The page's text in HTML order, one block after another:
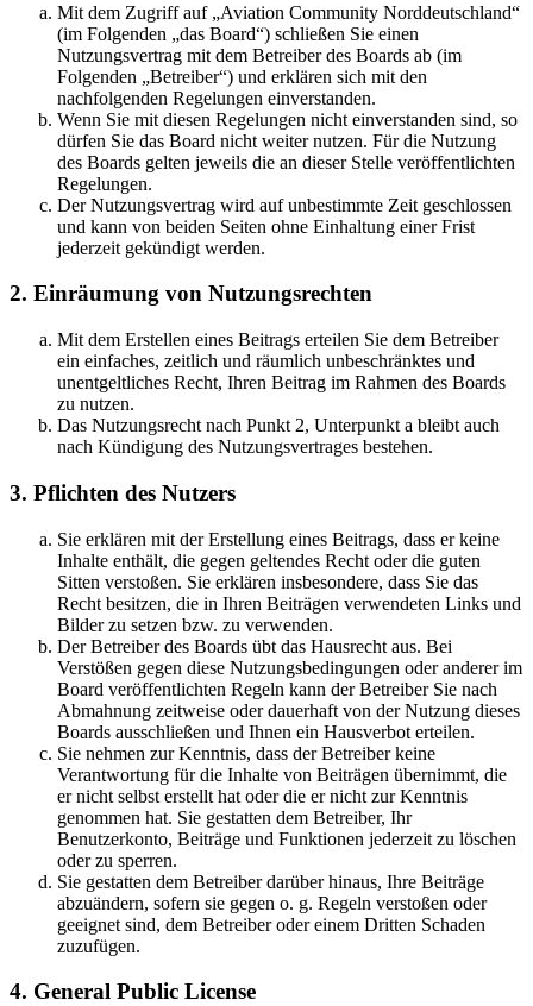
Mit dem Zugriff auf „Aviation Community Norddeutschland“
(im Folgenden „das Board“) schließen Sie einen
Nutzungsvertrag mit dem Betreiber des Boards ab (im
Folgenden „Betreiber“) und erklären sich mit den
nachfolgenden Regelungen einverstanden.
Wenn Sie mit diesen Regelungen nicht einverstanden sind, so
dürfen Sie das Board nicht weiter nutzen. Für die Nutzung
des Boards gelten jeweils die an dieser Stelle veröffentlichten
Regelungen.
Der Nutzungsvertrag wird auf unbestimmte Zeit geschlossen
und kann von beiden Seiten ohne Einhaltung einer Frist
jederzeit gekündigt werden.
2. Einräumung von Nutzungsrechten
Mit dem Erstellen eines Beitrags erteilen Sie dem Betreiber
ein einfaches, zeitlich und räumlich unbeschränktes und
unentgeltliches Recht, Ihren Beitrag im Rahmen des Boards
zu nutzen.
Das Nutzungsrecht nach Punkt 2, Unterpunkt a bleibt auch
nach Kündigung des Nutzungsvertrages bestehen.
3. Pflichten des Nutzers
Sie erklären mit der Erstellung eines Beitrags, dass er keine
Inhalte enthält, die gegen geltendes Recht oder die guten
Sitten verstoßen. Sie erklären insbesondere, dass Sie das
Recht besitzen, die in Ihren Beiträgen verwendeten Links und
Bilder zu setzen bzw. zu verwenden.
Der Betreiber des Boards übt das Hausrecht aus. Bei
Verstößen gegen diese Nutzungsbedingungen oder anderer im
Board veröffentlichten Regeln kann der Betreiber Sie nach
Abmahnung zeitweise oder dauerhaft von der Nutzung dieses
Boards ausschließen und Ihnen ein Hausverbot erteilen.
Sie nehmen zur Kenntnis, dass der Betreiber keine
Verantwortung für die Inhalte von Beiträgen übernimmt, die
er nicht selbst erstellt hat oder die er nicht zur Kenntnis
genommen hat. Sie gestatten dem Betreiber, Ihr
Benutzerkonto, Beiträge und Funktionen jederzeit zu löschen
oder zu sperren.
Sie gestatten dem Betreiber darüber hinaus, Ihre Beiträge
abzuändern, sofern sie gegen o. g. Regeln verstoßen oder
geeignet sind, dem Betreiber oder einem Dritten Schaden
zuzufügen.
4. General Public License